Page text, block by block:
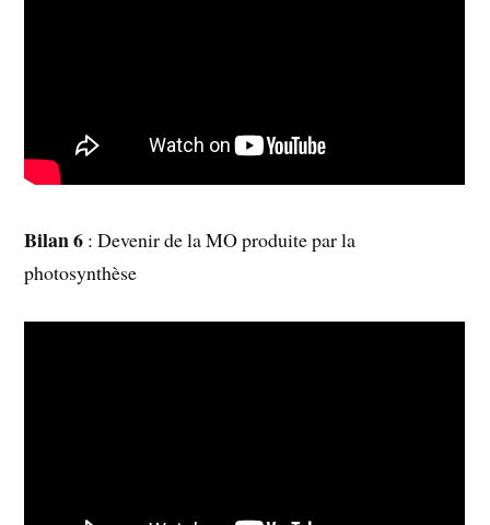
Bilan 6 : Devenir de la MO produite par la
photosynthèse